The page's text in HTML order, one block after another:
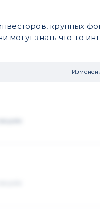
крупных
знать что-то